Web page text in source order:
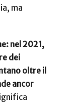
ma
nel 2021,
dei
oltre il
ancor